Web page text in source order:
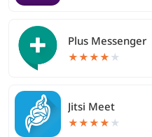
Plus Messenger
★★★★ ★
Jitsi Meet
★★★★ ★